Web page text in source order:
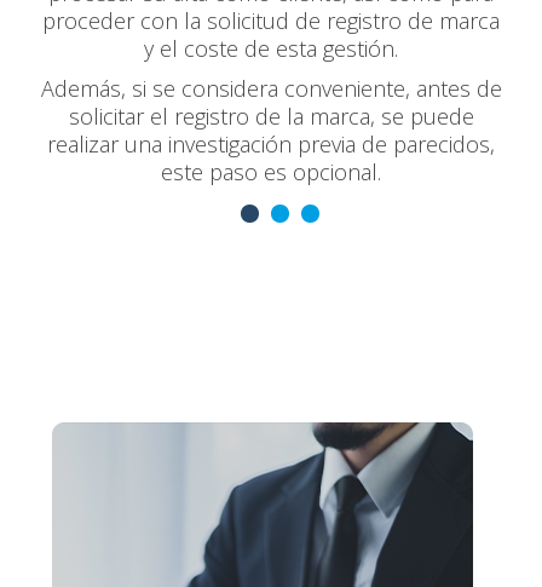
proceder con la solicitud de registro de marca
y el coste de esta gestión.
Además, si se considera conveniente, antes de
solicitar el registro de la marca, se puede
realizar una investigación previa de parecidos,
este paso es opcional.